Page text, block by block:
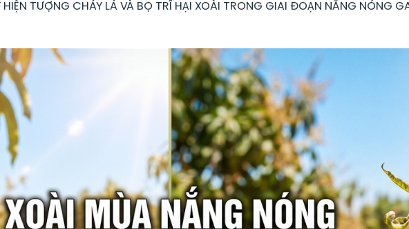
HIỆN TƯỢNG CHÁY LÁ VÀ BỌ TRĨ HẠI XOÀI TRONG GIAI ĐOẠN NẮNG NÓNG